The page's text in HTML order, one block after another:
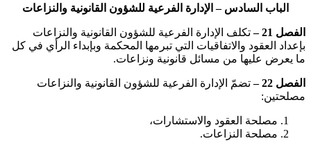
الباب السادس – الإدارة الفرعية للشؤون القانونية والنزاعات
الفصل 21 –
تكلف الإدارة الفرعية للشؤون القانونية والنزاعات
بإعداد العقود والاتفاقيات التي تبرمها المحكمة وبإبداء الرأي في كل
ما يعرض عليها من مسائل قانونية ونزاعات.
الفصل 22 –
تضمّ الإدارة الفرعية للشؤون القانونية والنزاعات
مصلحتين:
مصلحة العقود والاستشارات،
مصلحة النزاعات.